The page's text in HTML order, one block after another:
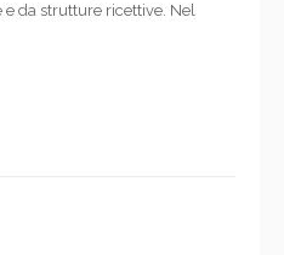
da strutture ricettive. Nel